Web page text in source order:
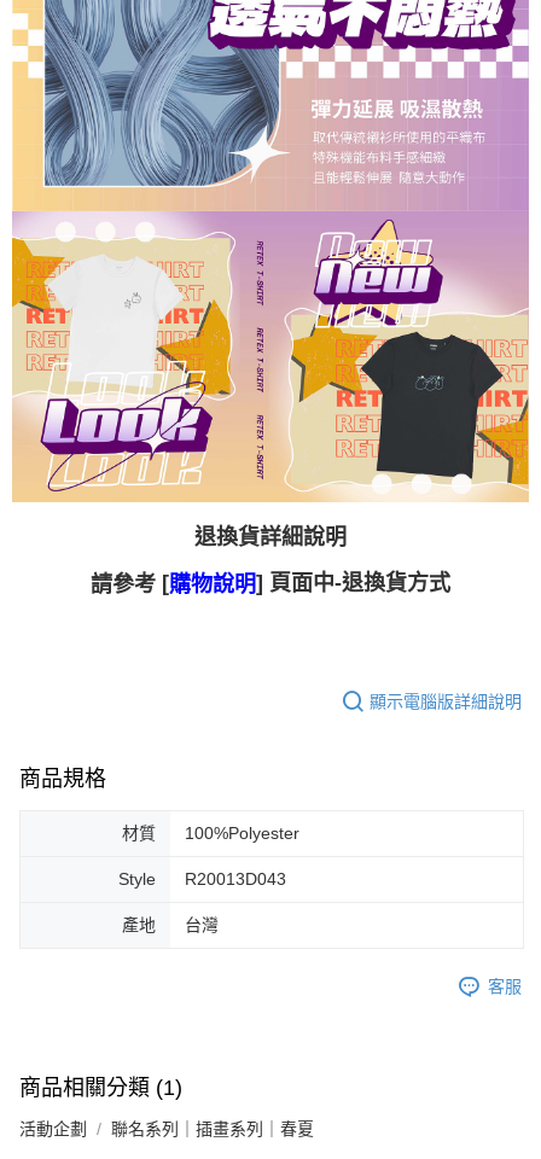
退換貨詳細說明
請參考 [購物說明] 頁面中-退換貨方式
顯示電腦版詳細說明
商品規格
材質 100%Polyester
Style R20013D043
產地 台灣
客服
商品相關分類 (1)
活動企劃 聯名系列｜插畫系列｜春夏